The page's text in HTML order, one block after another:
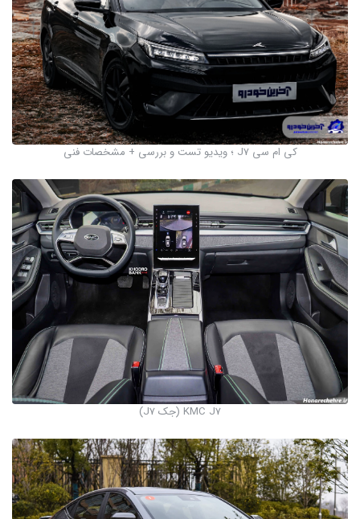
کی ام سی J7 ؛ ویدیو تست و بررسی + مشخصات فنی
KMC J7 (جک J7)